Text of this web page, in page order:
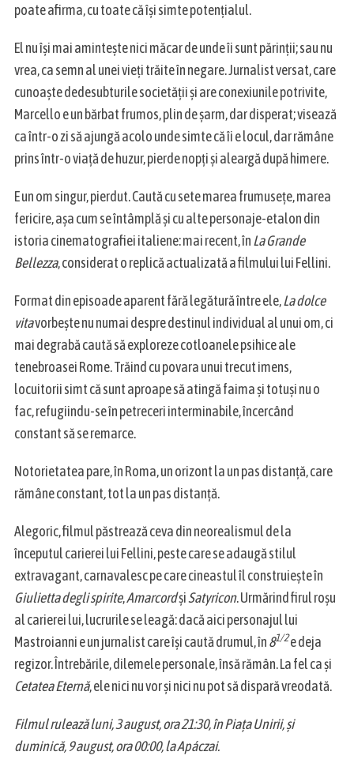
poate afirma, cu toate că îşi simte potenţialul.
El nu îşi mai aminteşte nici măcar de unde îi sunt părinţii; sau nu
vrea, ca semn al unei vieţi trăite în negare. Jurnalist versat, care
cunoaşte dedesubturile societăţii şi are conexiunile potrivite,
Marcello e un bărbat frumos, plin de şarm, dar disperat; visează
ca într-o zi să ajungă acolo unde simte că îi e locul, dar rămâne
prins într-o viaţă de huzur, pierde nopţi şi aleargă după himere.
E un om singur, pierdut. Caută cu sete marea frumuseţe, marea
fericire, aşa cum se întâmplă şi cu alte personaje-etalon din
istoria cinematografiei italiene: mai recent, înLa Grande
Bellezza, considerat o replică actualizată a filmului lui Fellini.
Format din episoade aparent fără legătură între ele,La dolce
vitavorbeşte nu numai despre destinul individual al unui om, ci
mai degrabă caută să exploreze cotloanele psihice ale
tenebroasei Rome. Trăind cu povara unui trecut imens,
locuitorii simt că sunt aproape să atingă faima şi totuşi nu o
fac, refugiindu-se în petreceri interminabile, încercând
constant să se remarce.
Notorietatea pare, în Roma, un orizont la un pas distanţă, care
rămâne constant,tot la un pas distanță.
Alegoric, filmul păstrează ceva din neorealismul de la
începutul carierei lui Fellini, peste care se adaugă stilul
extravagant, carnavalesc pe care cineastul îl construieşte în
Giulietta degli spirite,AmarcordşiSatyricon. Urmărind firul roşu
al carierei lui, lucrurile se leagă: dacă aici personajul lui
Mastroianni e un jurnalist care îşi caută drumul, în81/2e deja
regizor. Întrebările, dilemele personale, însă rămân. La fel ca și
Cetatea Eternă, ele nici nu vor şi nici nu pot să dispară vreodată.
Filmul rulează luni, 3 august, ora 21:30, în Piaţa Unirii, şi
duminică, 9 august, ora 00:00, la Apáczai.
S
e
a
c
o
r
: